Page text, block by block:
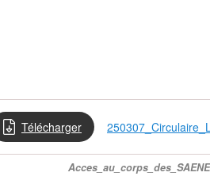
Télécharger